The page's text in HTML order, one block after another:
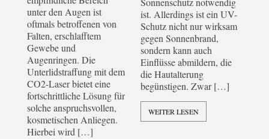
unter den Augen ist
oftmals betroffenen von
Falten, erschlafftem
Gewebe und
Augenringen. Die
Unterlidstraffung mit dem
CO2-Laser bietet eine
fortschrittliche Lösung für
solche anspruchsvollen,
kosmetischen Anliegen.
Hierbei wird […]
ist. Allerdings ist ein UV-
Schutz nicht nur wirksam
gegen Sonnenbrand,
sondern kann auch
Einflüsse abmildern, die
die Hautalterung
begünstigen. Zwar […]
WEITER LESEN